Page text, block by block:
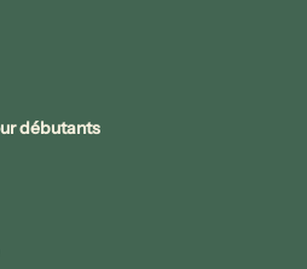
débutants